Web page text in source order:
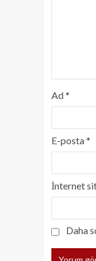
Ad*
E-posta*
İnternet
Daha